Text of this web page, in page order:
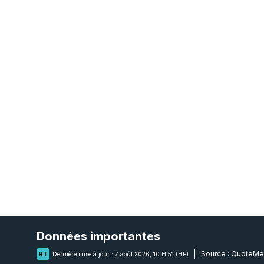
Données importantes
RT Dernière mise à jour : 7 août 2026, 10 H 51 (HE) Source :